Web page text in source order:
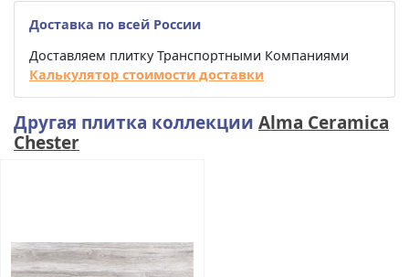
Доставка по всей России
Доставляем плитку Транспортными Компаниями
Калькулятор стоимости доставки
Другая плитка коллекции Alma Ceramica
Chester